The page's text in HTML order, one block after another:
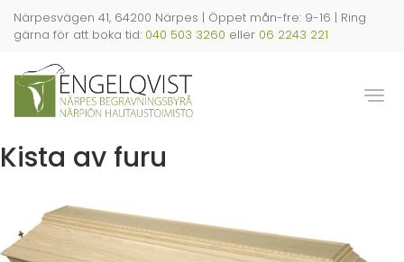
Hoppa
Närpesvägen 41, 64200 Närpes | Öppet mån-fre: 9-16 | Ring
gärna för att boka tid: 040 503 3260 eller 06 2243 221
Kista av furu